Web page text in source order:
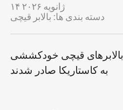
۱۴ ژانویه ۲۰۲۶
دسته بندی ها: بالابر قیچی
بالابرهای قیچی خودکششی
به کاستاریکا صادر شدند